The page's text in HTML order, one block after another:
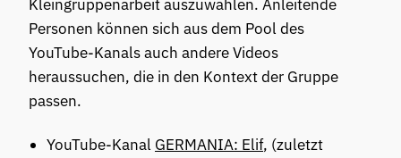
Kleingruppenarbeit auszuwählen. Anleitende
Personen können sich aus dem Pool des
YouTube-Kanals auch andere Videos
heraussuchen, die in den Kontext der Gruppe
passen.
YouTube-Kanal GERMANIA: Elif, (zuletzt